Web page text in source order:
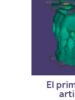
El
- Version
xSNAP